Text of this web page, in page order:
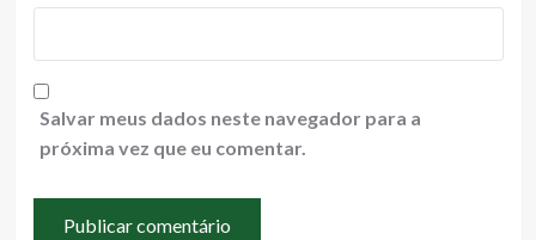
Salvar meus dados neste navegador para a
próxima vez que eu comentar.